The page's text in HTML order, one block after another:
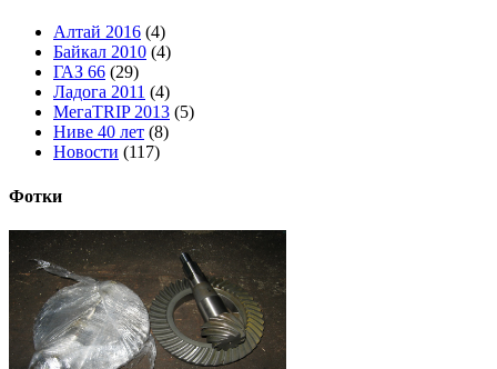
Алтай 2016 (4)
Байкал 2010 (4)
ГАЗ 66 (29)
Ладога 2011 (4)
МегаTRIP 2013 (5)
Ниве 40 лет (8)
Новости (117)
Фотки